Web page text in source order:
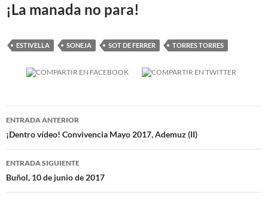
¡La manada no para!
ESTIVELLA SONEJA SOT DE FERRER TORRES TORRES
Navegación
de
entradas
ENTRADA ANTERIOR
¡Dentro vídeo! Convivencia Mayo 2017, Ademuz (II)
ENTRADA SIGUIENTE
Buñol, 10 de junio de 2017